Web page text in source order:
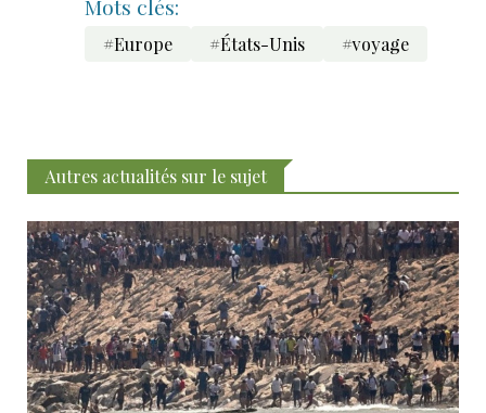
Mots clés:
#Europe #États-Unis #voyage
Autres actualités sur le sujet